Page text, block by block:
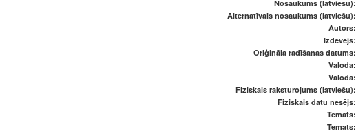
Nosaukums (latviešu):
Alternatīvais nosaukums (latviešu):
Autors:
Izdevējs:
Oriģināla radīšanas datums:
Valoda:
Valoda:
Fiziskais raksturojums (latviešu):
Fiziskais datu nesējs:
Temats:
Temats: